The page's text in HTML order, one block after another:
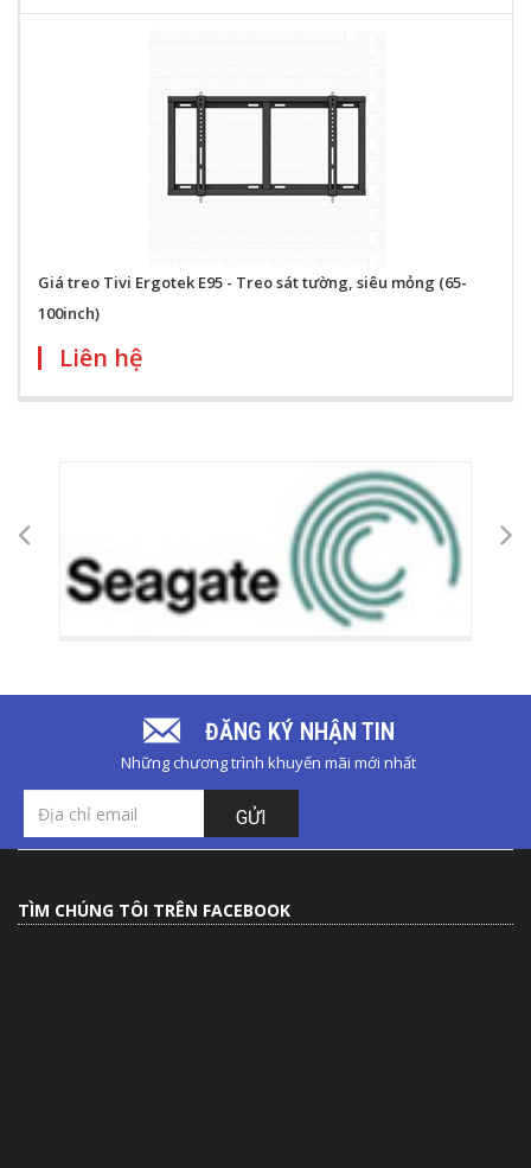
Giá treo Tivi Ergotek E95 - Treo sát tường, siêu mỏng (65-
100inch)
Liên hệ
ĐĂNG KÝ NHẬN TIN
Những chương trình khuyến mãi mới nhất
GỬI
TÌM CHÚNG TÔI TRÊN FACEBOOK